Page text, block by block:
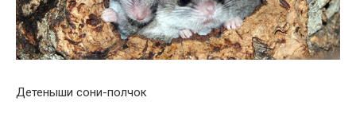
Детеныши сони-полчок